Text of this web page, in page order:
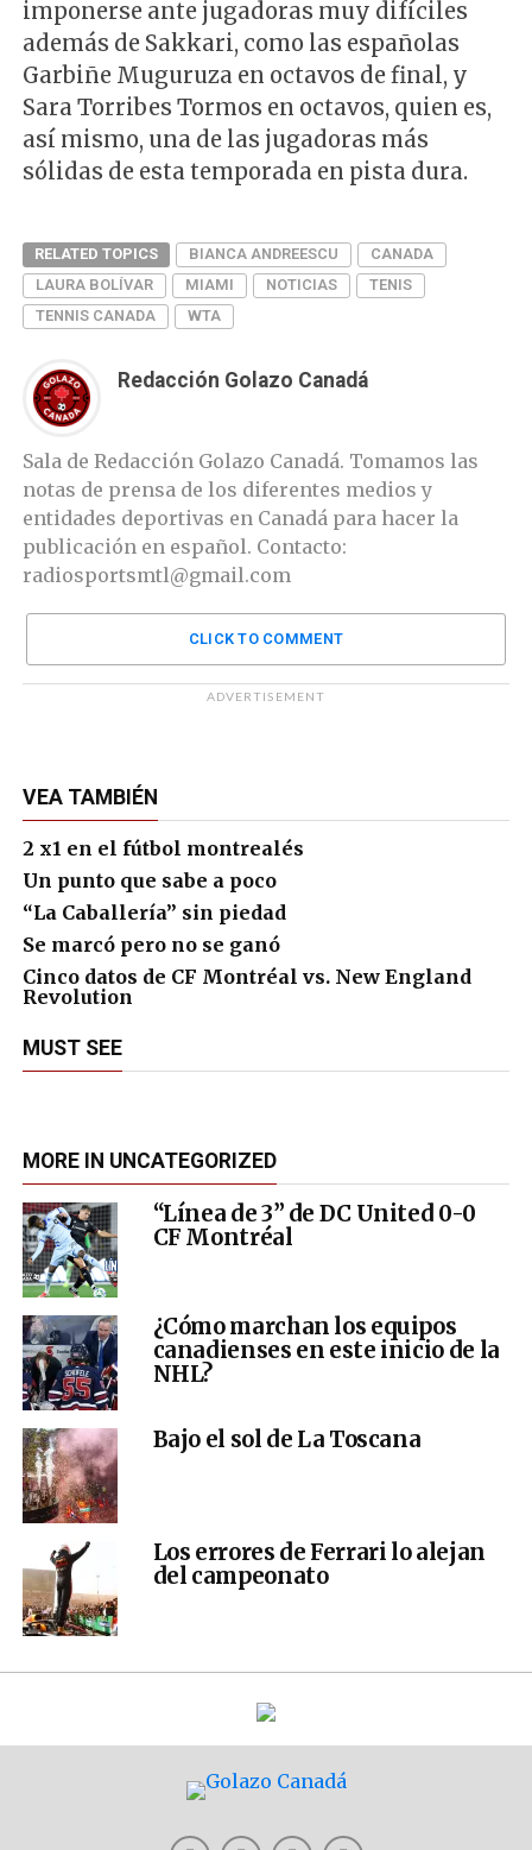
imponerse ante jugadoras muy difíciles
además de Sakkari, como las españolas
Garbiñe Muguruza en octavos de final, y
Sara Torribes Tormos en octavos, quien es,
así mismo, una de las jugadoras más
sólidas de esta temporada en pista dura.
RELATED TOPICS BIANCA ANDREESCU
CANADA
LAURA BOLÍVAR
MIAMI NOTICIAS
TENIS
TENNIS CANADA
WTA
Redacción Golazo Canadá
Sala de Redacción Golazo Canadá. Tomamos las
notas de prensa de los diferentes medios y
entidades deportivas en Canadá para hacer la
publicación en español. Contacto:
radiosportsmtl@gmail.com
CLICK TO COMMENT
ADVERTISEMENT
VEA TAMBIÉN
2 x1 en el fútbol montrealés
Un punto que sabe a poco
“La Caballería” sin piedad
Se marcó pero no se ganó
Cinco datos de CF Montréal vs. New England
Revolution
MUST SEE
MORE IN UNCATEGORIZED
“Línea de 3” de DC United 0-0
CF Montréal
¿Cómo marchan los equipos
canadienses en este inicio de la
NHL?
Bajo el sol de La Toscana
Los errores de Ferrari lo alejan
del campeonato